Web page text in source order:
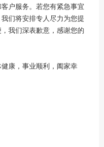
户服务。若您有紧急事宜
们将安排专人尽力为您提
我们深表歉意，感谢您的
康，事业顺利，阖家幸